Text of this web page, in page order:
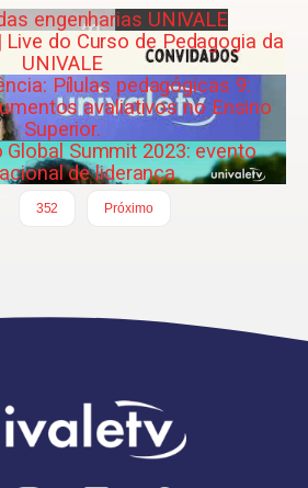
engenharias UNIVALE
Live do Curso de Pedagogia da
UNIVALE
Pílulas pedagógicas 9:
avaliativos no Ensino
Superior.
Global Summit 2023: evento
de liderança
352
Próximo